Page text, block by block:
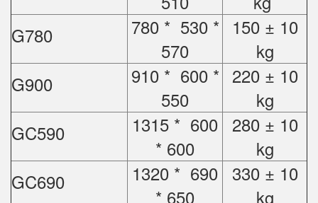
G780
780 * 530 *
570
150 ± 10
kg
G900
910 * 600 *
550
220 ± 10
kg
GC590
1315 * 600
* 600
280 ± 10
kg
GC690
1320 * 690
* 650
330 ± 10
kg